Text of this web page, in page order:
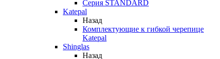
Серия STANDARD
Katepal
Назад
Комплектующие к гибкой черепице
Katepal
Shinglas
Назад